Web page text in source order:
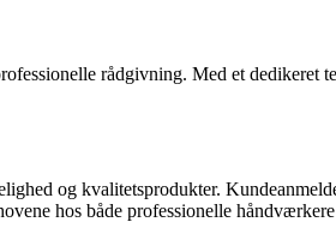
rådgivning. Med et dedikeret
og kvalitetsprodukter.
hos både professionelle